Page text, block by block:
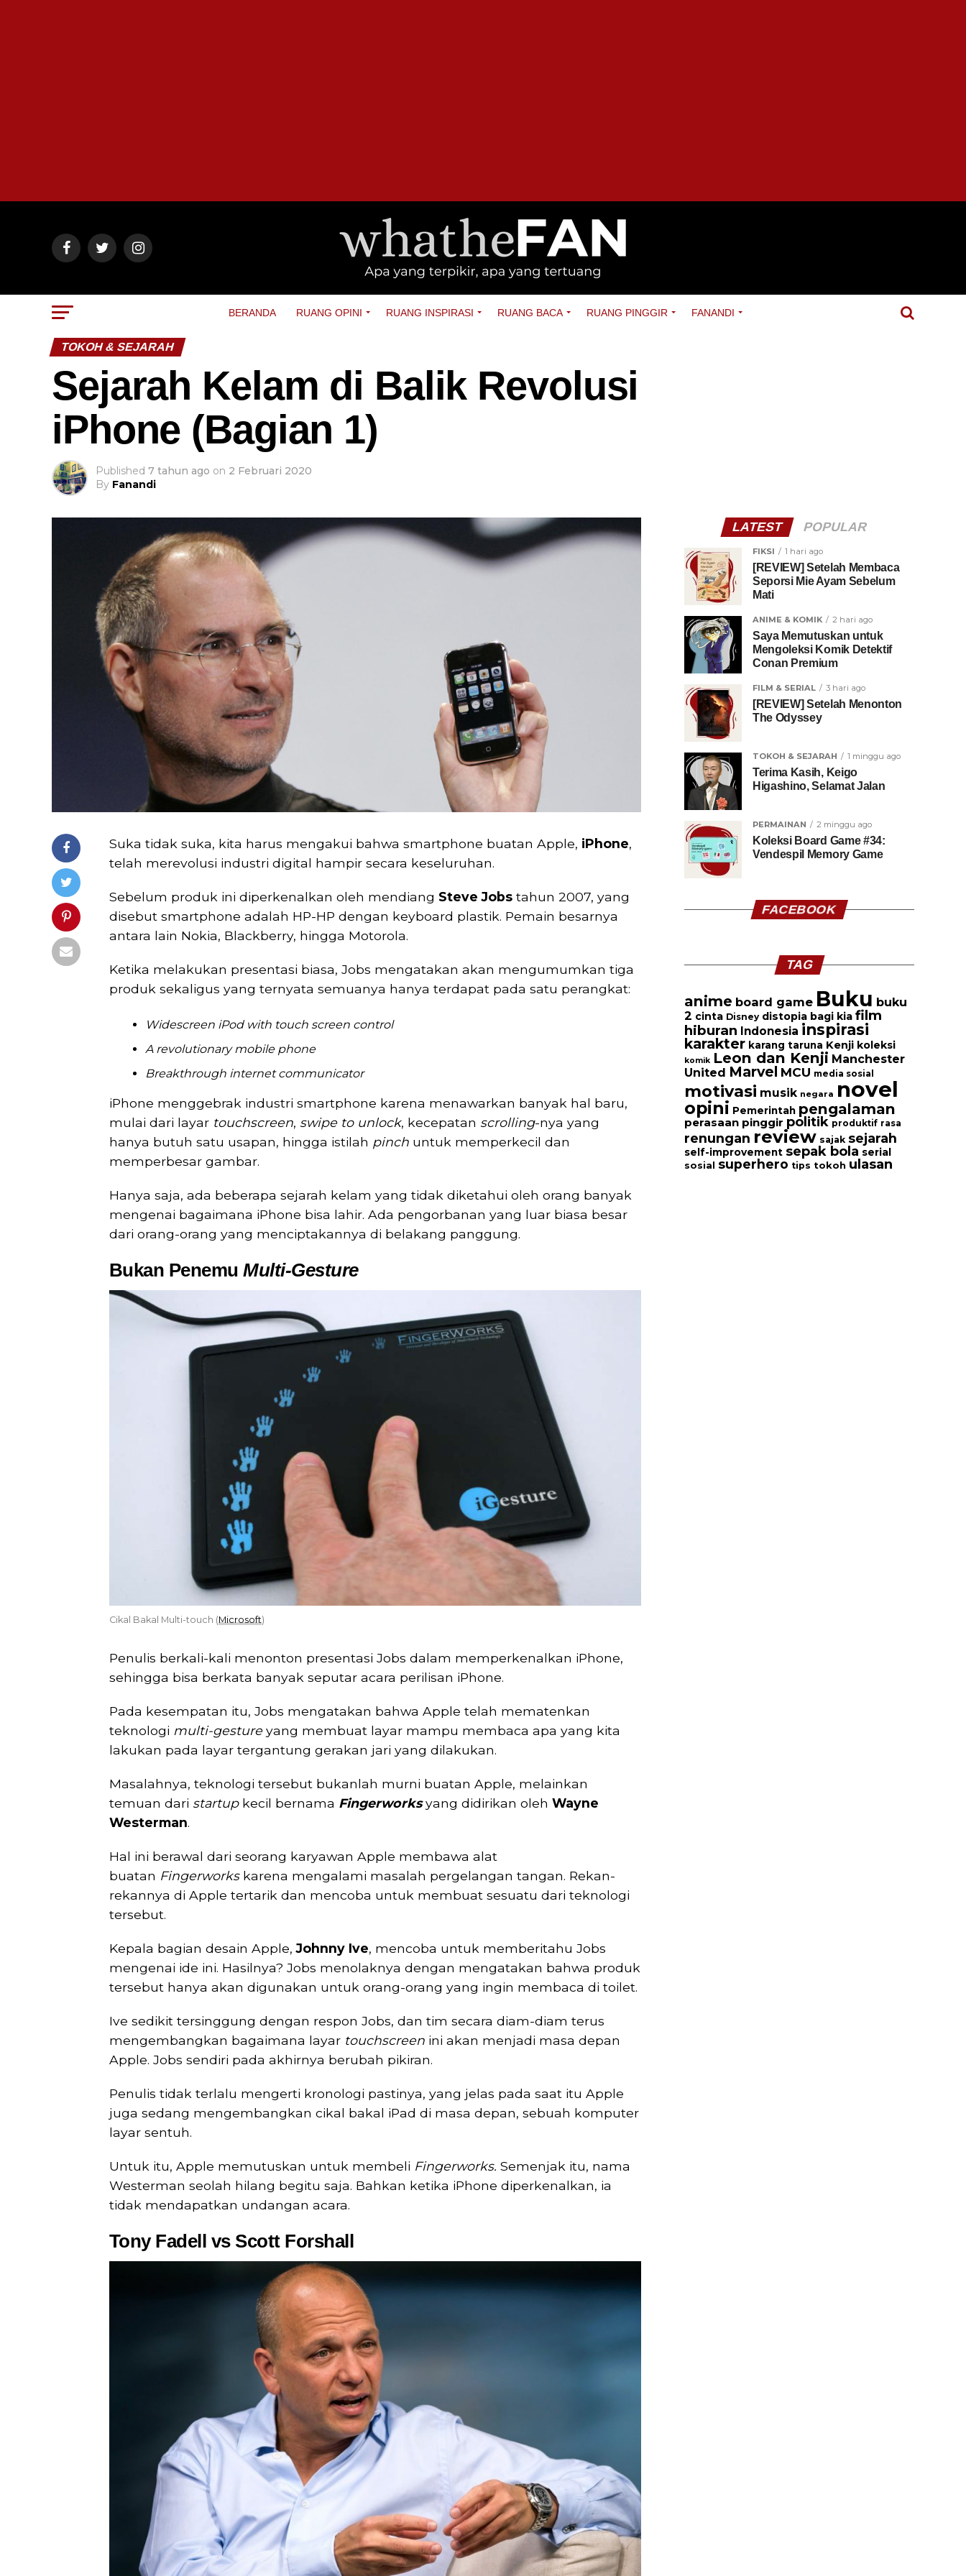
BERANDA RUANG OPINI RUANG INSPIRASI RUANG BACA RUANG PINGGIR FANANDI
TOKOH & SEJARAH
Sejarah Kelam di Balik Revolusi
iPhone (Bagian 1)
Published 7 tahun ago on 2 Februari 2020
By Fanandi
Suka tidak suka, kita harus mengakui bahwa smartphone buatan Apple, iPhone,
telah merevolusi industri digital hampir secara keseluruhan.
Sebelum produk ini diperkenalkan oleh mendiang Steve Jobs tahun 2007, yang
disebut smartphone adalah HP-HP dengan keyboard plastik. Pemain besarnya
antara lain Nokia, Blackberry, hingga Motorola.
Ketika melakukan presentasi biasa, Jobs mengatakan akan mengumumkan tiga
produk sekaligus yang ternyata semuanya hanya terdapat pada satu perangkat:
Widescreen iPod with touch screen control
A revolutionary mobile phone
Breakthrough internet communicator
iPhone menggebrak industri smartphone karena menawarkan banyak hal baru,
mulai dari layar touchscreen, swipe to unlock, kecepatan scrolling-nya yang
hanya butuh satu usapan, hingga istilah pinch untuk memperkecil dan
memperbesar gambar.
Hanya saja, ada beberapa sejarah kelam yang tidak diketahui oleh orang banyak
mengenai bagaimana iPhone bisa lahir. Ada pengorbanan yang luar biasa besar
dari orang-orang yang menciptakannya di belakang panggung.
Bukan PenemuMulti-Gesture
Cikal Bakal Multi-touch (Microsoft)
Penulis berkali-kali menonton presentasi Jobs dalam memperkenalkan iPhone,
sehingga bisa berkata banyak seputar acara perilisan iPhone.
Pada kesempatan itu, Jobs mengatakan bahwa Apple telah mematenkan
teknologi multi-gesture yang membuat layar mampu membaca apa yang kita
lakukan pada layar tergantung gerakan jari yang dilakukan.
Masalahnya, teknologi tersebut bukanlah murni buatan Apple, melainkan
temuan dari startup kecil bernama Fingerworks yang didirikan oleh Wayne
Westerman.
Hal ini berawal dari seorang karyawan Apple membawa alat
buatan Fingerworks karena mengalami masalah pergelangan tangan. Rekan-
rekannya di Apple tertarik dan mencoba untuk membuat sesuatu dari teknologi
tersebut.
Kepala bagian desain Apple,Johnny Ive, mencoba untuk memberitahu Jobs
mengenai ide ini. Hasilnya? Jobs menolaknya dengan mengatakan bahwa produk
tersebut hanya akan digunakan untuk orang-orang yang ingin membaca di toilet.
Ive sedikit tersinggung dengan respon Jobs, dan tim secara diam-diam terus
mengembangkan bagaimana layar touchscreen ini akan menjadi masa depan
Apple. Jobs sendiri pada akhirnya berubah pikiran.
Penulis tidak terlalu mengerti kronologi pastinya, yang jelas pada saat itu Apple
juga sedang mengembangkan cikal bakal iPad di masa depan, sebuah komputer
layar sentuh.
Untuk itu, Apple memutuskan untuk membeli Fingerworks. Semenjak itu, nama
Westerman seolah hilang begitu saja. Bahkan ketika iPhone diperkenalkan, ia
tidak mendapatkan undangan acara.
Tony Fadell vs Scott Forshall
LATEST POPULAR
FIKSI 1 hari ago
[REVIEW] Setelah Membaca
Seporsi Mie Ayam Sebelum
Mati
ANIME & KOMIK 2 hari ago
Saya Memutuskan untuk
Mengoleksi Komik Detektif
Conan Premium
FILM & SERIAL 3 hari ago
[REVIEW] Setelah Menonton
The Odyssey
TOKOH & SEJARAH 1 minggu ago
Terima Kasih, Keigo
Higashino, Selamat Jalan
PERMAINAN 2 minggu ago
Koleksi Board Game #34:
Vendespil Memory Game
FACEBOOK
TAG
anime board game Buku buku
2 cinta Disney distopia bagi kia film
hiburan Indonesia inspirasi
karakter karang taruna Kenji koleksi
komik Leon dan Kenji Manchester
United Marvel MCU media sosial
motivasi musik negara novel
opini Pemerintah pengalaman
perasaan pinggir politik produktif rasa
renungan review sajak sejarah
self-improvement sepak bola serial
sosial superhero tips tokoh ulasan